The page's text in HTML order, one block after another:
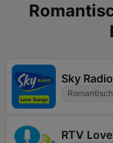
Sky
Romantisch
RTV